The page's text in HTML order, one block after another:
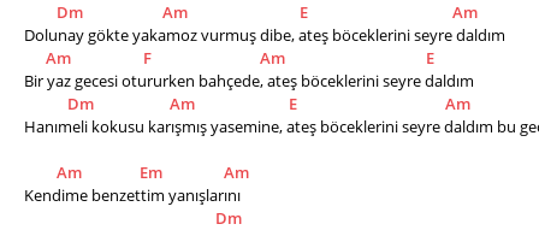
Dm
Am E
Am
Dolunay gökte yakamoz vurmuş dibe, ateş böceklerini seyre daldım
Am
F Am
E
Bir yaz gecesi otururken bahçede, ateş böceklerini seyre daldım
Dm
Am E
Am
Hanımeli kokusu karışmış yasemine, ateş böceklerini seyre daldım bu
Am Em
Am
Kendime benzettim yanışlarını
Dm